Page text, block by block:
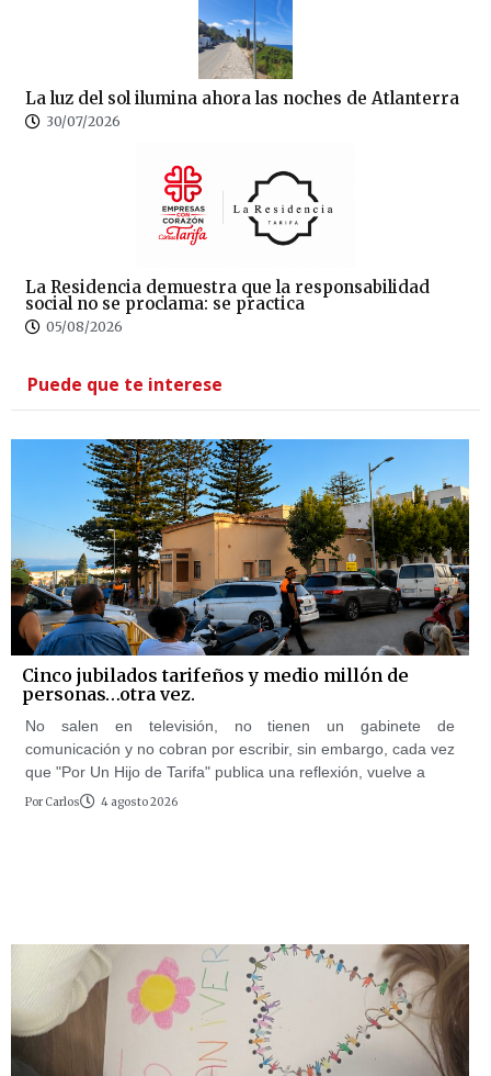
La luz del sol ilumina ahora las noches de Atlanterra
30/07/2026
La Residencia demuestra que la responsabilidad
social no se proclama: se practica
05/08/2026
Puede que te interese
Cinco jubilados tarifeños y medio millón de
personas…otra vez.
No salen en televisión, no tienen un gabinete de
comunicación y no cobran por escribir, sin embargo, cada vez
que "Por Un Hijo de Tarifa" publica una reflexión, vuelve a
Por Carlos 4 agosto 2026